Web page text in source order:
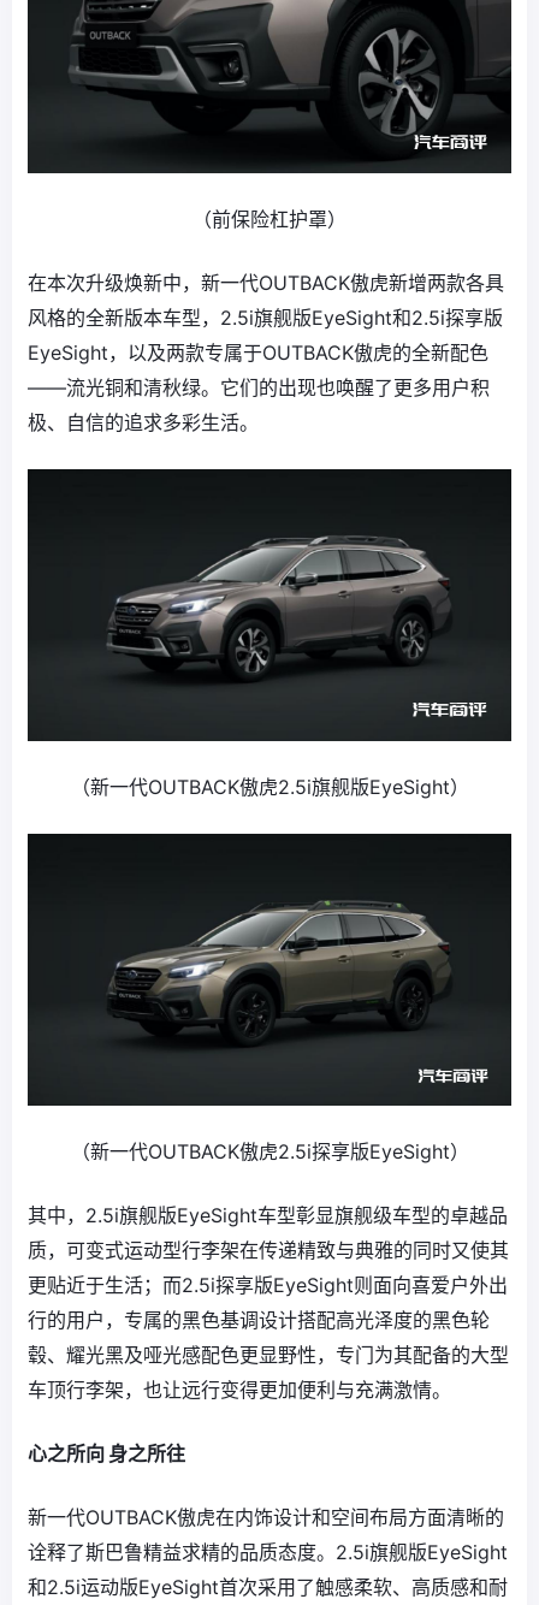
（前保险杠护罩）
在本次升级焕新中，新一代OUTBACK傲虎新增两款各具
风格的全新版本车型，2.5i旗舰版EyeSight和2.5i探享版
EyeSight，以及两款专属于OUTBACK傲虎的全新配色
——流光铜和清秋绿。它们的出现也唤醒了更多用户积
极、自信的追求多彩生活。
（新一代OUTBACK傲虎2.5i旗舰版EyeSight）
（新一代OUTBACK傲虎2.5i探享版EyeSight）
其中，2.5i旗舰版EyeSight车型彰显旗舰级车型的卓越品
质，可变式运动型行李架在传递精致与典雅的同时又使其
更贴近于生活；而2.5i探享版EyeSight则面向喜爱户外出
行的用户，专属的黑色基调设计搭配高光泽度的黑色轮
毂、耀光黑及哑光感配色更显野性，专门为其配备的大型
车顶行李架，也让远行变得更加便利与充满激情。
心之所向 身之所往
新一代OUTBACK傲虎在内饰设计和空间布局方面清晰的
诠释了斯巴鲁精益求精的品质态度。2.5i旗舰版EyeSight
和2.5i运动版EyeSight首次采用了触感柔软、高质感和耐